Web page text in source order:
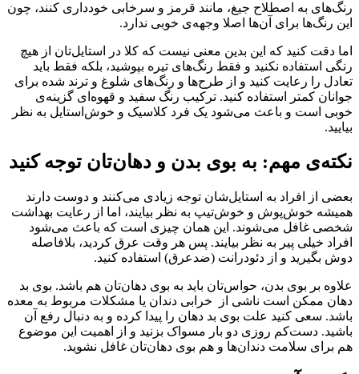
رنگ‌های به اصطلاح جیغ، مانند قرمز و سرخابی خودداری کنند، چون
این رنگ‌ها برای آن‌ها اصلا وجهه‌ی خوبی ندارد.
اما دقت کنید که این بدین معنی نیست که کلا در استایل‌تان از هیچ
رنگی استفاده نکنید و فقط رنگ‌های تیره بپوشید، بلکه فقط باید
تعادل را رعایت کنید و از طرح‌ها و رنگ‌های شلوغ و ترند شده برای
جوانان کمتر استفاده کنید. ترکیب رنگ سفید و قهوه‌ای گزینه‌ی
خوبی است و باعث می‌شود یک فرد کلاسیک و خوش‌استایل به نظر
بیایید.
نکته‌ی مهم: به بوی بدن و دهان‌تان توجه کنید
بعضی از افراد به استایل‌شان توجه زیادی می‌کنند و دوست دارند
همیشه خوش‌پوش و خوش‌تیپ به نظر بیایند، اما از رعایت بهداشت
شخصی غافل می‌شوند. این همان چیزی است که باعث می‌شود
افراد خیلی پیر به نظر بیایند. پس هر وقت عرق کردید، بلافاصله
دوش بگیرید و از دئودرانت (ضدعرق) استفاده کنید.
علاوه بر بوی بدن، حواس‌تان باید به بوی دهان‌تان هم باشد. بوی بد
دهان ممکن است ناشی از خرابی دندان یا مشکلات مربوط به معده
باشد. سعی کنید علت بوی بد دهان را پیدا کرده و به دنبال رفع آن
باشید. دست‌کم روزی دو بار مسواک بزنید و از اهمیت این موضوع
هم برای سلامت دندان‌ها و هم بوی دهان‌تان غافل نشوید.